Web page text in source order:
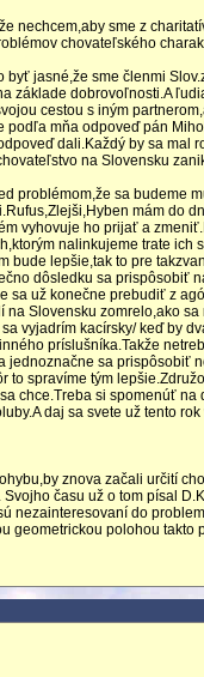
nechcem,aby sme z
chovateľského
jasné,že sme členmi
základe dobrovoľnosti.A
cestou s iným
mňa odpoveď pán
dali.Každý by sa mal
na Slovensku
problémom,že sa budeme
mám do
vyhovuje ho prijať a
nalinkujeme trate ich
lepšie,tak to pre
dôsledku sa prispôsobiť
už konečne prebudiť z
Slovensku zomrelo,ako
vyjadrím kacírsky/ keď by
príslušníka.Takže
sa prispôsobiť
spravíme tým
chce.Treba si spomenúť
daj sa svete už tento
znova začali určití
času už o tom písal
nezainteresovaní do
geometrickou polohou takto